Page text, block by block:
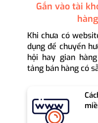
Gắn vào tài
Khi chưa có
dụng để chuyển
hội hay gian
tảng bán hàng có